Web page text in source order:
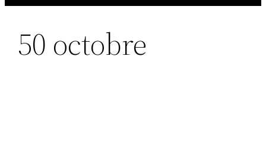
50 octobre